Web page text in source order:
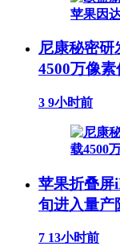
尼康秘密研
4500万像
3 9小时前
苹果折叠屏
旬进入量产
7 13小时前